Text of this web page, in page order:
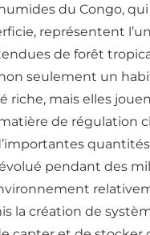
du Congo,
représentent
de forêt
seulement un
riche, mais elles
de régulation
quantités
pendant des
la création de